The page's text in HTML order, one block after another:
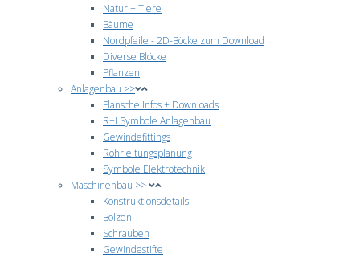
Natur + Tiere
Bäume
Nordpfeile - 2D-Böcke zum Download
Diverse Blöcke
Pflanzen
Anlagenbau >>
Flansche Infos + Downloads
R+I Symbole Anlagenbau
Gewindefittings
Rohrleitungsplanung
Symbole Elektrotechnik
Maschinenbau >>
Konstruktionsdetails
Bolzen
Schrauben
Gewindestifte